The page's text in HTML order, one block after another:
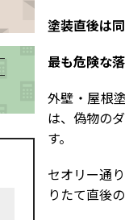
塗装直後は
最も危険な
外壁・屋根
は、偽物の
す。
セオリー通
りたて直後